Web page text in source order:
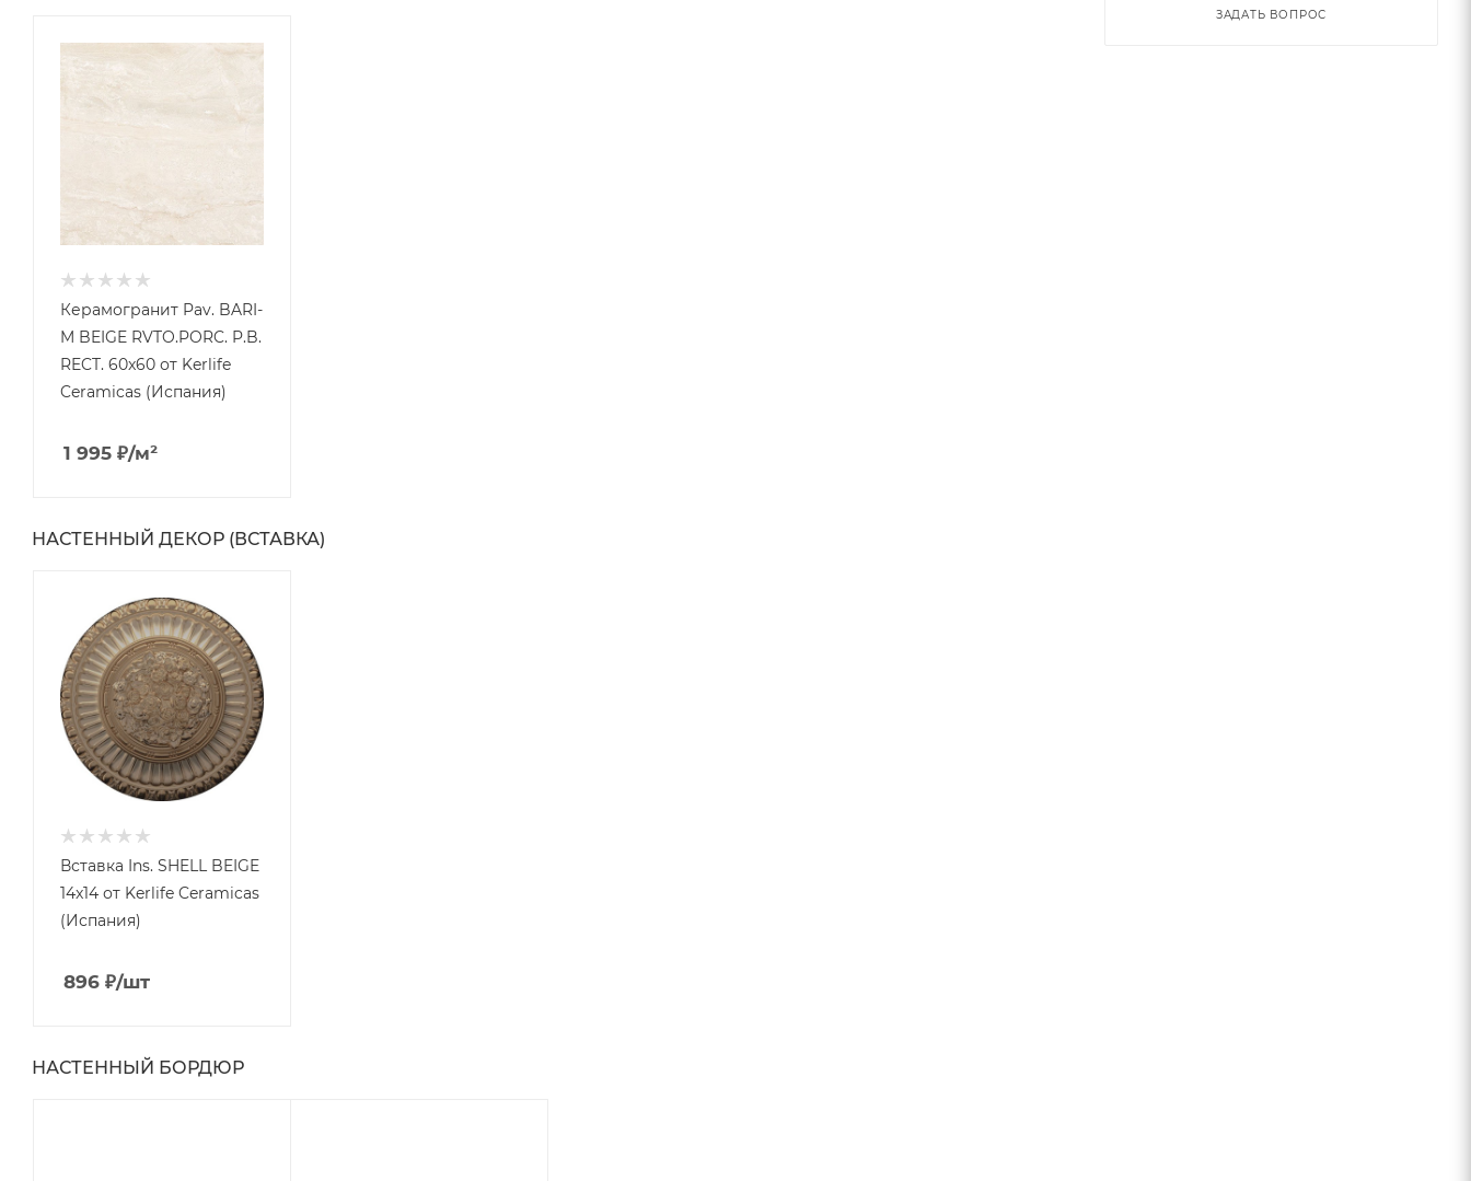
Керамогранит Pav. BARI-
M BEIGE RVTO.PORC. P.B.
RECT. 60x60 от Kerlife
Ceramicas (Испания)
1 995 ₽/м²
НАСТЕННЫЙ ДЕКОР (ВСТАВКА)
Вставка Ins. SHELL BEIGE
14x14 от Kerlife Ceramicas
(Испания)
896 ₽/шт
НАСТЕННЫЙ БОРДЮР
ЗАДАТЬ ВОПРОС